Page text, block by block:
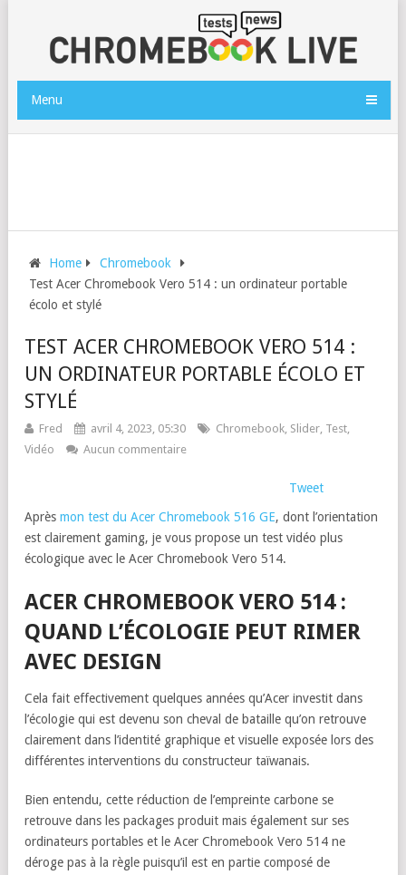
Menu
Home
Chromebook
Test Acer Chromebook Vero 514 : un ordinateur portable
écolo et stylé
TEST ACER CHROMEBOOK VERO 514 :
UN ORDINATEUR PORTABLE ÉCOLO ET
STYLÉ
Fred avril 4, 2023, 05:30 Chromebook, Slider, Test,
Vidéo
Aucun commentaire
Tweet
Après mon test du Acer Chromebook 516 GE, dont l’orientation
est clairement gaming, je vous propose un test vidéo plus
écologique avec le Acer Chromebook Vero 514.
ACER CHROMEBOOK VERO 514 :
QUAND L’ÉCOLOGIE PEUT RIMER
AVEC DESIGN
Cela fait effectivement quelques années qu’Acer investit dans
l’écologie qui est devenu son cheval de bataille qu’on retrouve
clairement dans l’identité graphique et visuelle exposée lors des
différentes interventions du constructeur taïwanais.
Bien entendu, cette réduction de l’empreinte carbone se
retrouve dans les packages produit mais également sur ses
ordinateurs portables et le Acer Chromebook Vero 514 ne
déroge pas à la règle puisqu’il est en partie composé de